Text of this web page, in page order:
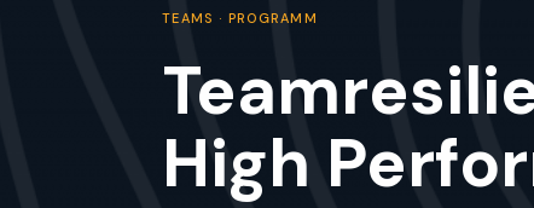
TEAMS · PROGRAMM
High